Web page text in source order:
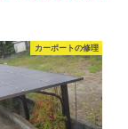
カーポートの修理